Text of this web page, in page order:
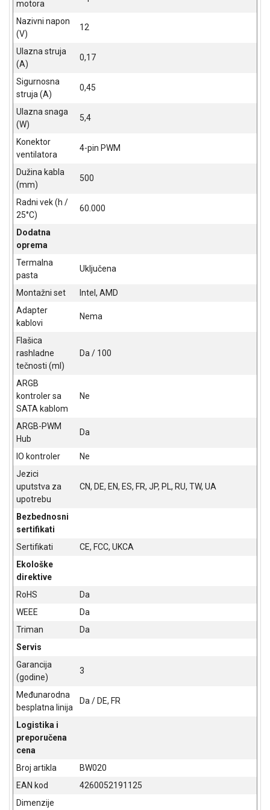
Blog
plaćanja
Isporuka
Podrška
Opšti
uslovi
Saobraznost
prijava
kvara
Politika
Politika
kolačićima
Provera
garancije
OUTLET
Kontakt
WEB
KREDIT
motora
Nazivni napon
(V)
12
Ulazna struja
(A)
0,17
Sigurnosna
struja (A)
0,45
Ulazna snaga
(W)
5,4
Konektor
ventilatora
4-pin PWM
Dužina kabla
(mm)
500
Radni vek (h /
25°C)
60.000
Dodatna
oprema
Termalna
pasta
Uključena
Montažni set
Intel, AMD
Adapter
kablovi
Nema
Flašica
rashladne
tečnosti (ml)
Da / 100
ARGB
kontroler sa
SATA kablom
Ne
ARGB-PWM
Hub
Da
IO kontroler
Ne
Jezici
uputstva za
upotrebu
CN, DE, EN, ES, FR, JP, PL, RU, TW, UA
Bezbednosni
sertifikati
Sertifikati
CE, FCC, UKCA
Ekološke
direktive
RoHS
Da
WEEE
Da
Triman
Da
Servis
Garancija
(godine)
3
Međunarodna
besplatna linija
Da / DE, FR
Logistika i
preporučena
cena
Broj artikla
BW020
EAN kod
4260052191125
Dimenzije